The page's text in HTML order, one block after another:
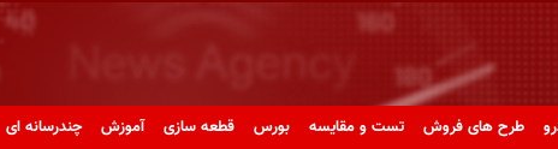
طرح های فروش تست و مقایسه بورس قطعه سازی آموزش چندرسانه ای